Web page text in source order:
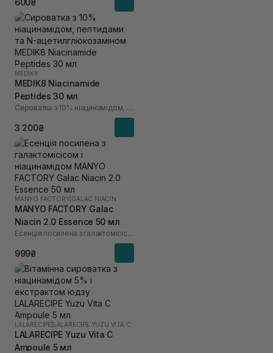
MEDIK8
MEDIK8 Niacinamide
Peptides 30 мл
Сироватка з 10% ніацинамідом, пептидами та N-ацетилглюкозаміном
3 200₴
MANYO FACTORY GALAC NIACIN
MANYO FACTORY Galac
Niacin 2.0 Essence 50 мл
Есенція посилена з галактомісісом і ніацинамідом
999₴
LALARECIPE LALARECIPE YUZU VITA C
LALARECIPE Yuzu Vita C
Ampoule 5 мл